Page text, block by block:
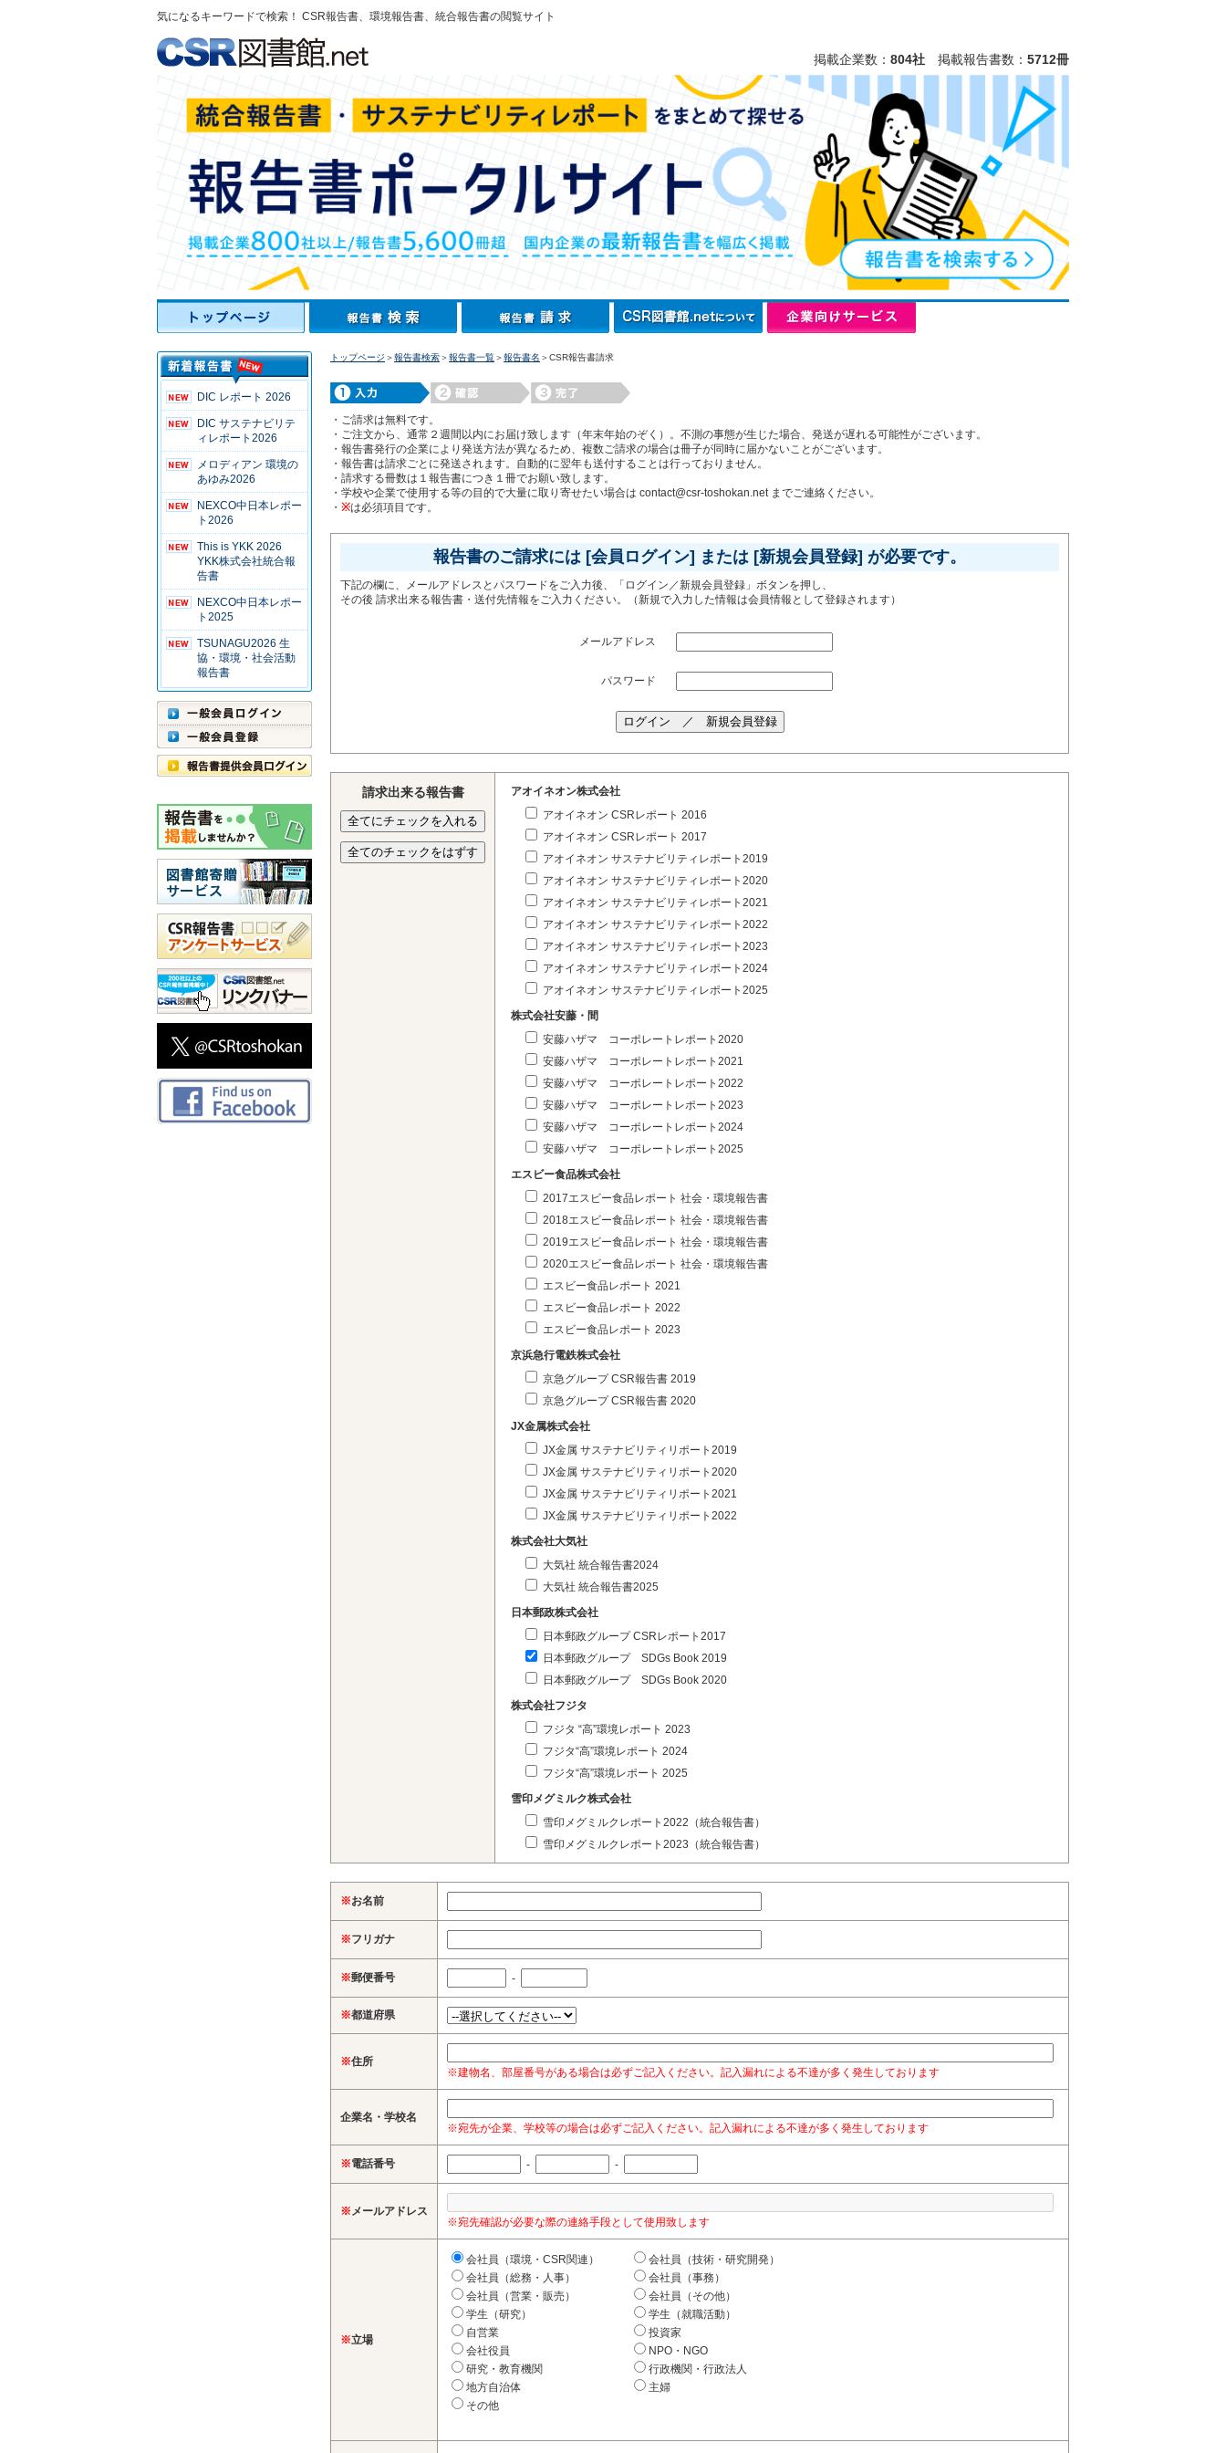
気になるキーワードで検索！ CSR報告書、環境報告書、統合報告書の閲覧サイト
掲載企業数： 804社 掲載報告書数： 5712冊
DIC レポート 2026
DIC サステナビリテ
ィレポート2026
メロディアン 環境の
あゆみ2026
NEXCO中日本レポー
ト2026
This is YKK 2026
YKK株式会社統合報
告書
NEXCO中日本レポー
ト2025
TSUNAGU2026 生
協・環境・社会活動
報告書
トップページ ＞報告書検索＞報告書一覧＞報告書名 ＞CSR報告書請求
・ご請求は無料です。
・ご注文から、通常２週間以内にお届け致します（年末年始のぞく）。不測の事態が生じた場合、発送が遅れる可能性がございます。
・報告書発行の企業により発送方法が異なるため、複数ご請求の場合は冊子が同時に届かないことがございます。
・報告書は請求ごとに発送されます。自動的に翌年も送付することは行っておりません。
・請求する冊数は１報告書につき１冊でお願い致します。
・学校や企業で使用する等の目的で大量に取り寄せたい場合は contact@csr-toshokan.net までご連絡ください。
・ ※は必須項目です。
報告書のご請求には [会員ログイン] または [新規会員登録] が必要です。
下記の欄に、メールアドレスとパスワードをご入力後、「ログイン／新規会員登録」ボタンを押し、
その後 請求出来る報告書・送付先情報をご入力ください。（新規で入力した情報は会員情報として登録されます）
メールアドレス
パスワード
請求出来る報告書
アオイネオン株式会社
アオイネオン CSRレポート 2016
アオイネオン CSRレポート 2017
アオイネオン サステナビリティレポート2019
アオイネオン サステナビリティレポート2020
アオイネオン サステナビリティレポート2021
アオイネオン サステナビリティレポート2022
アオイネオン サステナビリティレポート2023
アオイネオン サステナビリティレポート2024
アオイネオン サステナビリティレポート2025
株式会社安藤・間
安藤ハザマ コーポレートレポート2020
安藤ハザマ コーポレートレポート2021
安藤ハザマ コーポレートレポート2022
安藤ハザマ コーポレートレポート2023
安藤ハザマ コーポレートレポート2024
安藤ハザマ コーポレートレポート2025
エスビー食品株式会社
2017エスビー食品レポート 社会・環境報告書
2018エスビー食品レポート 社会・環境報告書
2019エスビー食品レポート 社会・環境報告書
2020エスビー食品レポート 社会・環境報告書
エスビー食品レポート 2021
エスビー食品レポート 2022
エスビー食品レポート 2023
京浜急行電鉄株式会社
京急グループ CSR報告書 2019
京急グループ CSR報告書 2020
JX金属株式会社
JX金属 サステナビリティリポート2019
JX金属 サステナビリティリポート2020
JX金属 サステナビリティリポート2021
JX金属 サステナビリティリポート2022
株式会社大気社
大気社 統合報告書2024
大気社 統合報告書2025
日本郵政株式会社
日本郵政グループ CSRレポート2017
日本郵政グループ SDGs Book 2019
日本郵政グループ SDGs Book 2020
株式会社フジタ
フジタ “高”環境レポート 2023
フジタ“高”環境レポート 2024
フジタ“高”環境レポート 2025
雪印メグミルク株式会社
雪印メグミルクレポート2022（統合報告書）
雪印メグミルクレポート2023（統合報告書）
※お名前
※フリガナ
※郵便番号 -
※都道府県
※住所
※建物名、部屋番号がある場合は必ずご記入ください。記入漏れによる不達が多く発生しております
企業名・学校名
※宛先が企業、学校等の場合は必ずご記入ください。記入漏れによる不達が多く発生しております
※電話番号 - -
※ メールアドレス
※宛先確認が必要な際の連絡手段として使用致します
※立場
会社員（環境・CSR関連）
会社員（技術・研究開発）
会社員（総務・人事）
会社員（事務）
会社員（営業・販売）
会社員（その他）
学生（研究）
学生（就職活動）
自営業
投資家
会社役員
NPO・NGO
研究・教育機関
行政機関・行政法人
地方自治体
主婦
その他